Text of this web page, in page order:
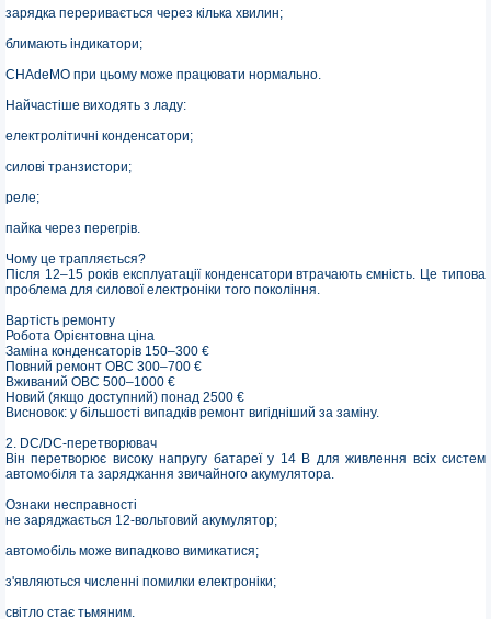
зарядка переривається через кілька хвилин;
блимають індикатори;
CHAdeMO при цьому може працювати нормально.
Найчастіше виходять з ладу:
електролітичні конденсатори;
силові транзистори;
реле;
пайка через перегрів.
Чому це трапляється?
Після 12–15 років експлуатації конденсатори втрачають ємність. Це типова
проблема для силової електроніки того покоління.
Вартість ремонту
Робота Орієнтовна ціна
Заміна конденсаторів 150–300 €
Повний ремонт OBC 300–700 €
Вживаний OBC 500–1000 €
Новий (якщо доступний) понад 2500 €
Висновок: у більшості випадків ремонт вигідніший за заміну.
2. DC/DC-перетворювач
Він перетворює високу напругу батареї у 14 В для живлення всіх систем
автомобіля та заряджання звичайного акумулятора.
Ознаки несправності
не заряджається 12-вольтовий акумулятор;
автомобіль може випадково вимикатися;
з'являються численні помилки електроніки;
світло стає тьмяним.